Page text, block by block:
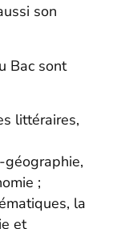
son
Bac sont
littéraires,
géographie,
;
la
et